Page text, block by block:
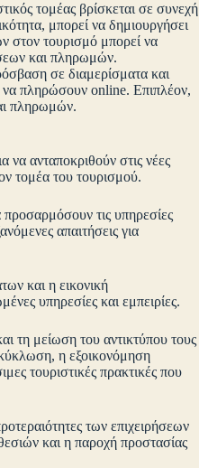
τομέας βρίσκεται σε συνεχή
μπορεί να δημιουργήσει
στον τουρισμό μπορεί να
και πληρωμών.
σε διαμερίσματα και
να πληρώσουν online. Επιπλέον,
πληρωμών.
να ανταποκριθούν στις νέες
τομέα του τουρισμού.
προσαρμόσουν τις υπηρεσίες
απαιτήσεις για
και η εικονική
υπηρεσίες και εμπειρίες.
τη μείωση του αντικτύπου τους
η εξοικονόμηση
τουριστικές πρακτικές που
των επιχειρήσεων
και η παροχή προστασίας